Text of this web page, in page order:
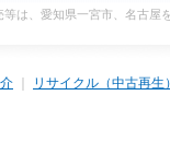
は、愛知県一宮市、名古
リサイクル（中古再生